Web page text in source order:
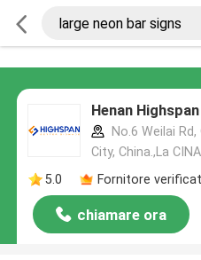
Henan
No.6 Weilai
City, China.,La CINA
5.0
Fornitore
chiamare ora